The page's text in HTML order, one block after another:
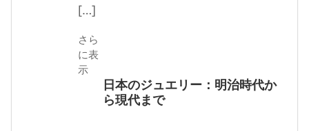
日本のジュエリー：明治時代か
ら現代まで
[…]
さら
に表
示